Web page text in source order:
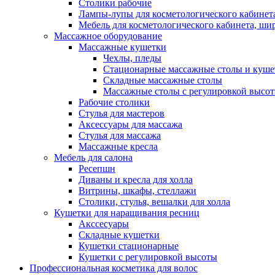
Столики рабочие
Лампы-лупы для косметологического
Мебель для косметологического кабинета,
Массажное оборудование
Массажные кушетки
Чехлы, пледы
Стационарные массажные столы и
Складные массажные столы
Массажные столы с регулировкой
Рабочие столики
Стулья для мастеров
Аксессуары для массажа
Стулья для массажа
Массажные кресла
Мебель для салона
Ресепшн
Диваны и кресла для холла
Витрины, шкафы, стеллажи
Столики, стулья, вешалки для холла
Кушетки для наращивания ресниц
Акссесуары
Складные кушетки
Кушетки стационарные
Кушетки с регулировкой высоты
Профессиональная косметика для волос